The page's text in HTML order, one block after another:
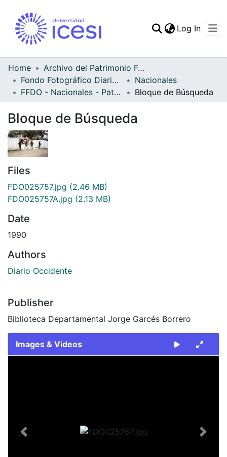
Statistics
Log In
Home
Archivo del Patrimonio Fotográfico y Fílmico del Valle del Cauca
Fondo Fotográfico Diario Occidente
Nacionales
FFDO - Nacionales - Patrimonial
Bloque de Búsqueda
Bloque de Búsqueda
Files
FDO025757.jpg (2.46 MB)
FDO025757A.jpg (2.13 MB)
Date
1990
Authors
Diario Occidente
Publisher
Biblioteca Departamental Jorge Garcés Borrero
Images & Videos
Previous Next